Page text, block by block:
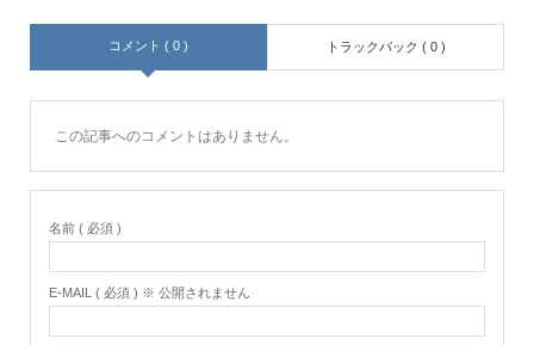
コメント ( 0 ) トラックバック ( 0 )
この記事へのコメントはありません。
名前 ( 必須 )
E-MAIL ( 必須 ) ※ 公開されません